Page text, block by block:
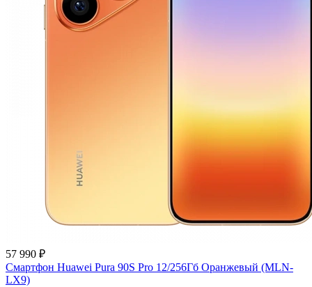
57 990 ₽
Смартфон Huawei Pura 90S Pro 12/256Гб Оранжевый (MLN-
LX9)